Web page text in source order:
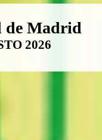
de
de Madrid
2026